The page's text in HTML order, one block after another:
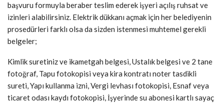
başvuru formuyla beraber teslim ederek işyeri açılış ruhsat ve
izinleri alabilirsiniz. Elektrik dükkanı açmak için her belediyenin
prosedürleri farklı olsa da sizden istenmesi muhtemel gerekli
belgeler;
Kimlik suretiniz ve ikametgah belgesi, Ustalık belgesi ve 2 tane
fotoğraf, Tapu fotokopisi veya kira kontratı noter tasdikli
sureti, Yapı kullanma izni, Vergi levhası fotokopisi, Esnaf veya
ticaret odası kaydı fotokopisi, İşyerinde su abonesi kartlı sayaç